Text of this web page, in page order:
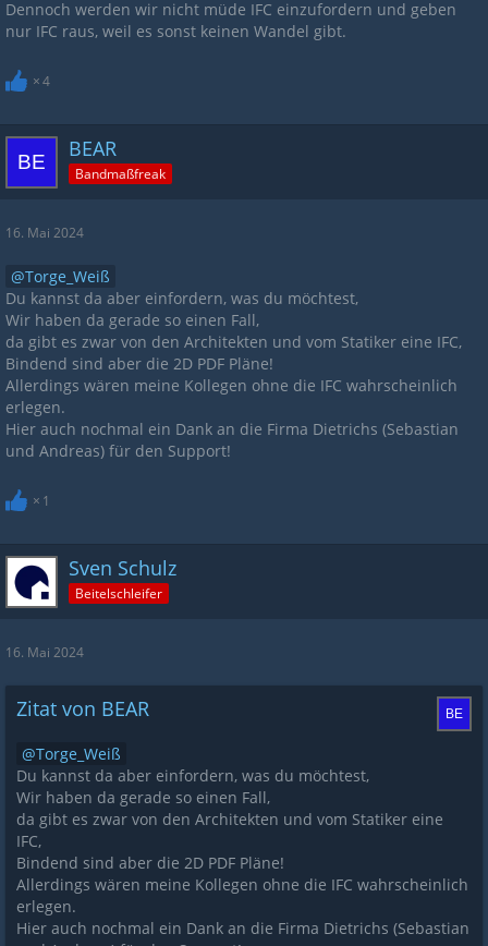
Dennoch werden wir nicht müde IFC einzufordern und geben
nur IFC raus, weil es sonst keinen Wandel gibt.
4
BEAR
Bandmaßfreak
16. Mai 2024
Torge_Weiß
Du kannst da aber einfordern, was du möchtest,
Wir haben da gerade so einen Fall,
da gibt es zwar von den Architekten und vom Statiker eine IFC,
Bindend sind aber die 2D PDF Pläne!
Allerdings wären meine Kollegen ohne die IFC wahrscheinlich
erlegen.
Hier auch nochmal ein Dank an die Firma Dietrichs (Sebastian
und Andreas) für den Support!
1
Sven Schulz
Beitelschleifer
16. Mai 2024
Zitat von BEAR
Torge_Weiß
Du kannst da aber einfordern, was du möchtest,
Wir haben da gerade so einen Fall,
da gibt es zwar von den Architekten und vom Statiker eine
IFC,
Bindend sind aber die 2D PDF Pläne!
Allerdings wären meine Kollegen ohne die IFC wahrscheinlich
erlegen.
Hier auch nochmal ein Dank an die Firma Dietrichs (Sebastian